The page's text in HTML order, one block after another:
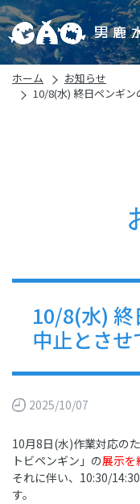
ホーム
お知らせ
10/8(水) 終日ペンギ
10/8(水) 終
中止とさ
2025/10/07
10月8日(水)作業対応の
トビペンギン」の展示を
それに伴い、10:30/
す。